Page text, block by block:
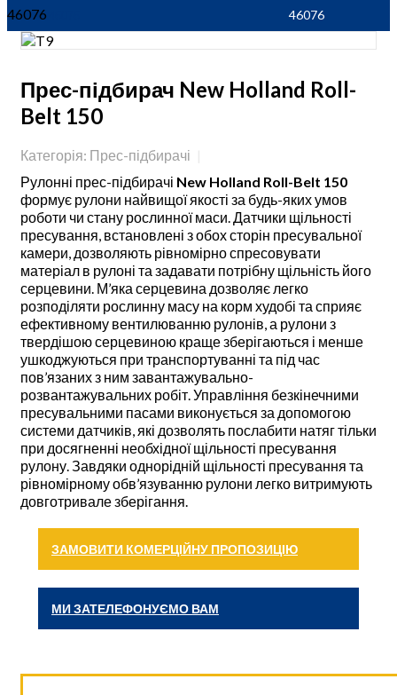
46076
Прес-підбирач New Holland Roll-
Belt 150
Категорія: Прес-підбирачі
Рулонні прес-підбирачі New Holland Roll-Belt 150
формує рулони найвищої якості за будь-яких умов
роботи чи стану рослинної маси. Датчики щільності
пресування, встановлені з обох сторін пресувальної
камери, дозволяють рівномірно спресовувати
матеріал в рулоні та задавати потрібну щільність його
серцевини. М’яка серцевина дозволяє легко
розподіляти рослинну масу на корм худобі та сприяє
ефективному вентилюванню рулонів, а рулони з
твердішою серцевиною краще зберігаються і менше
ушкоджуються при транспортуванні та під час
пов’язаних з ним завантажувально-
розвантажувальних робіт. Управління безкінечними
пресувальними пасами виконується за допомогою
системи датчиків, які дозволять послабити натяг тільки
при досягненні необхідної щільності пресування
рулону. Завдяки однорідній щільності пресування та
рівномірному обв’язуванню рулони легко витримують
довготривале зберігання.
ЗАМОВИТИ КОМЕРЦІЙНУ ПРОПОЗИЦІЮ
МИ ЗАТЕЛЕФОНУЄМО ВАМ